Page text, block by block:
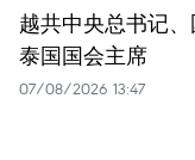
越共中央总书记
泰国国会主席
07/08/2026 13:47